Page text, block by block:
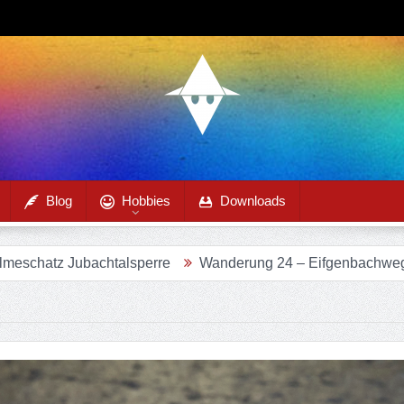
Blog Hobbies Downloads
Wanderung 24 – Eifgenbachweg im